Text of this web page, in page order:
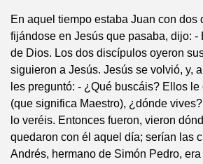
En aquel tiempo estaba Juan con dos
fijándose en Jesús que pasaba, dijo: -
de Dios. Los dos discípulos oyeron
siguieron a Jesús. Jesús se volvió, y,
les preguntó: - ¿Qué buscáis? Ellos
(que significa Maestro), ¿dónde
lo veréis. Entonces fueron, vieron
quedaron con él aquel día; serían las
Andrés, hermano de Simón Pedro,